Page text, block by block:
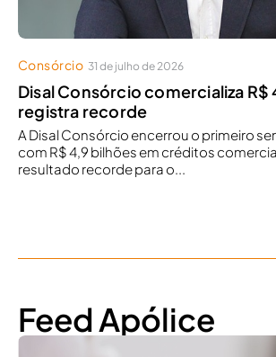
Consórcio 31 de julho de 2026
Disal Consórcio comercializa R$
registra recorde
A Disal Consórcio encerrou o primeiro
com R$ 4,9 bilhões em créditos
resultado recorde para o...
Feed Apólice